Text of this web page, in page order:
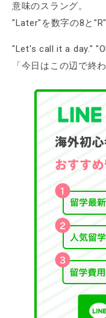
意味のスラング。
"Later"を数字の8と
"Let's call it a day."
「今日はこの辺で終